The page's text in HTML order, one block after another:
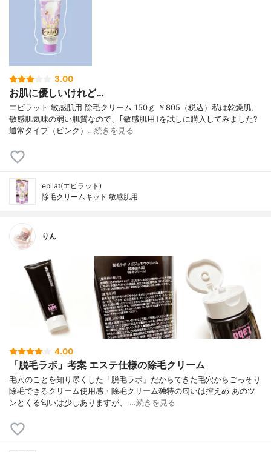
3.00
お肌に優しいけれど…
エピラット 敏感肌用 除毛クリーム 150ｇ ￥805（税込）私は乾燥肌、
敏感肌気味の弱い肌質なので、｢敏感肌用｣を試しに購入してみました?
通常タイプ（ピンク）…続きを見る
epilat(エピラット)
除毛クリームキット 敏感肌用
りん
4.00
「脱毛ラボ」考案 エステ仕様の除毛クリーム
毛穴のことを知り尽くした「脱毛ラボ」だからできた毛穴からごっそり
除毛できるクリーム使用感・除毛クリーム独特の匂いは控えめ あのツ
ンとくる匂いは少しありますが、 …続きを見る